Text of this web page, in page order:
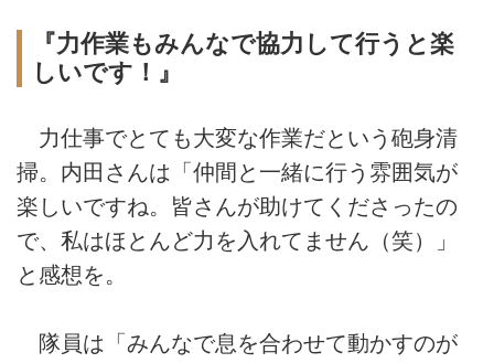
『力作業もみんなで協力して行うと楽
しいです！』
力仕事でとても大変な作業だという砲身清
掃。内田さんは「仲間と一緒に行う雰囲気が
楽しいですね。皆さんが助けてくださったの
で、私はほとんど力を入れてません（笑）」
と感想を。
隊員は「みんなで息を合わせて動かすのが